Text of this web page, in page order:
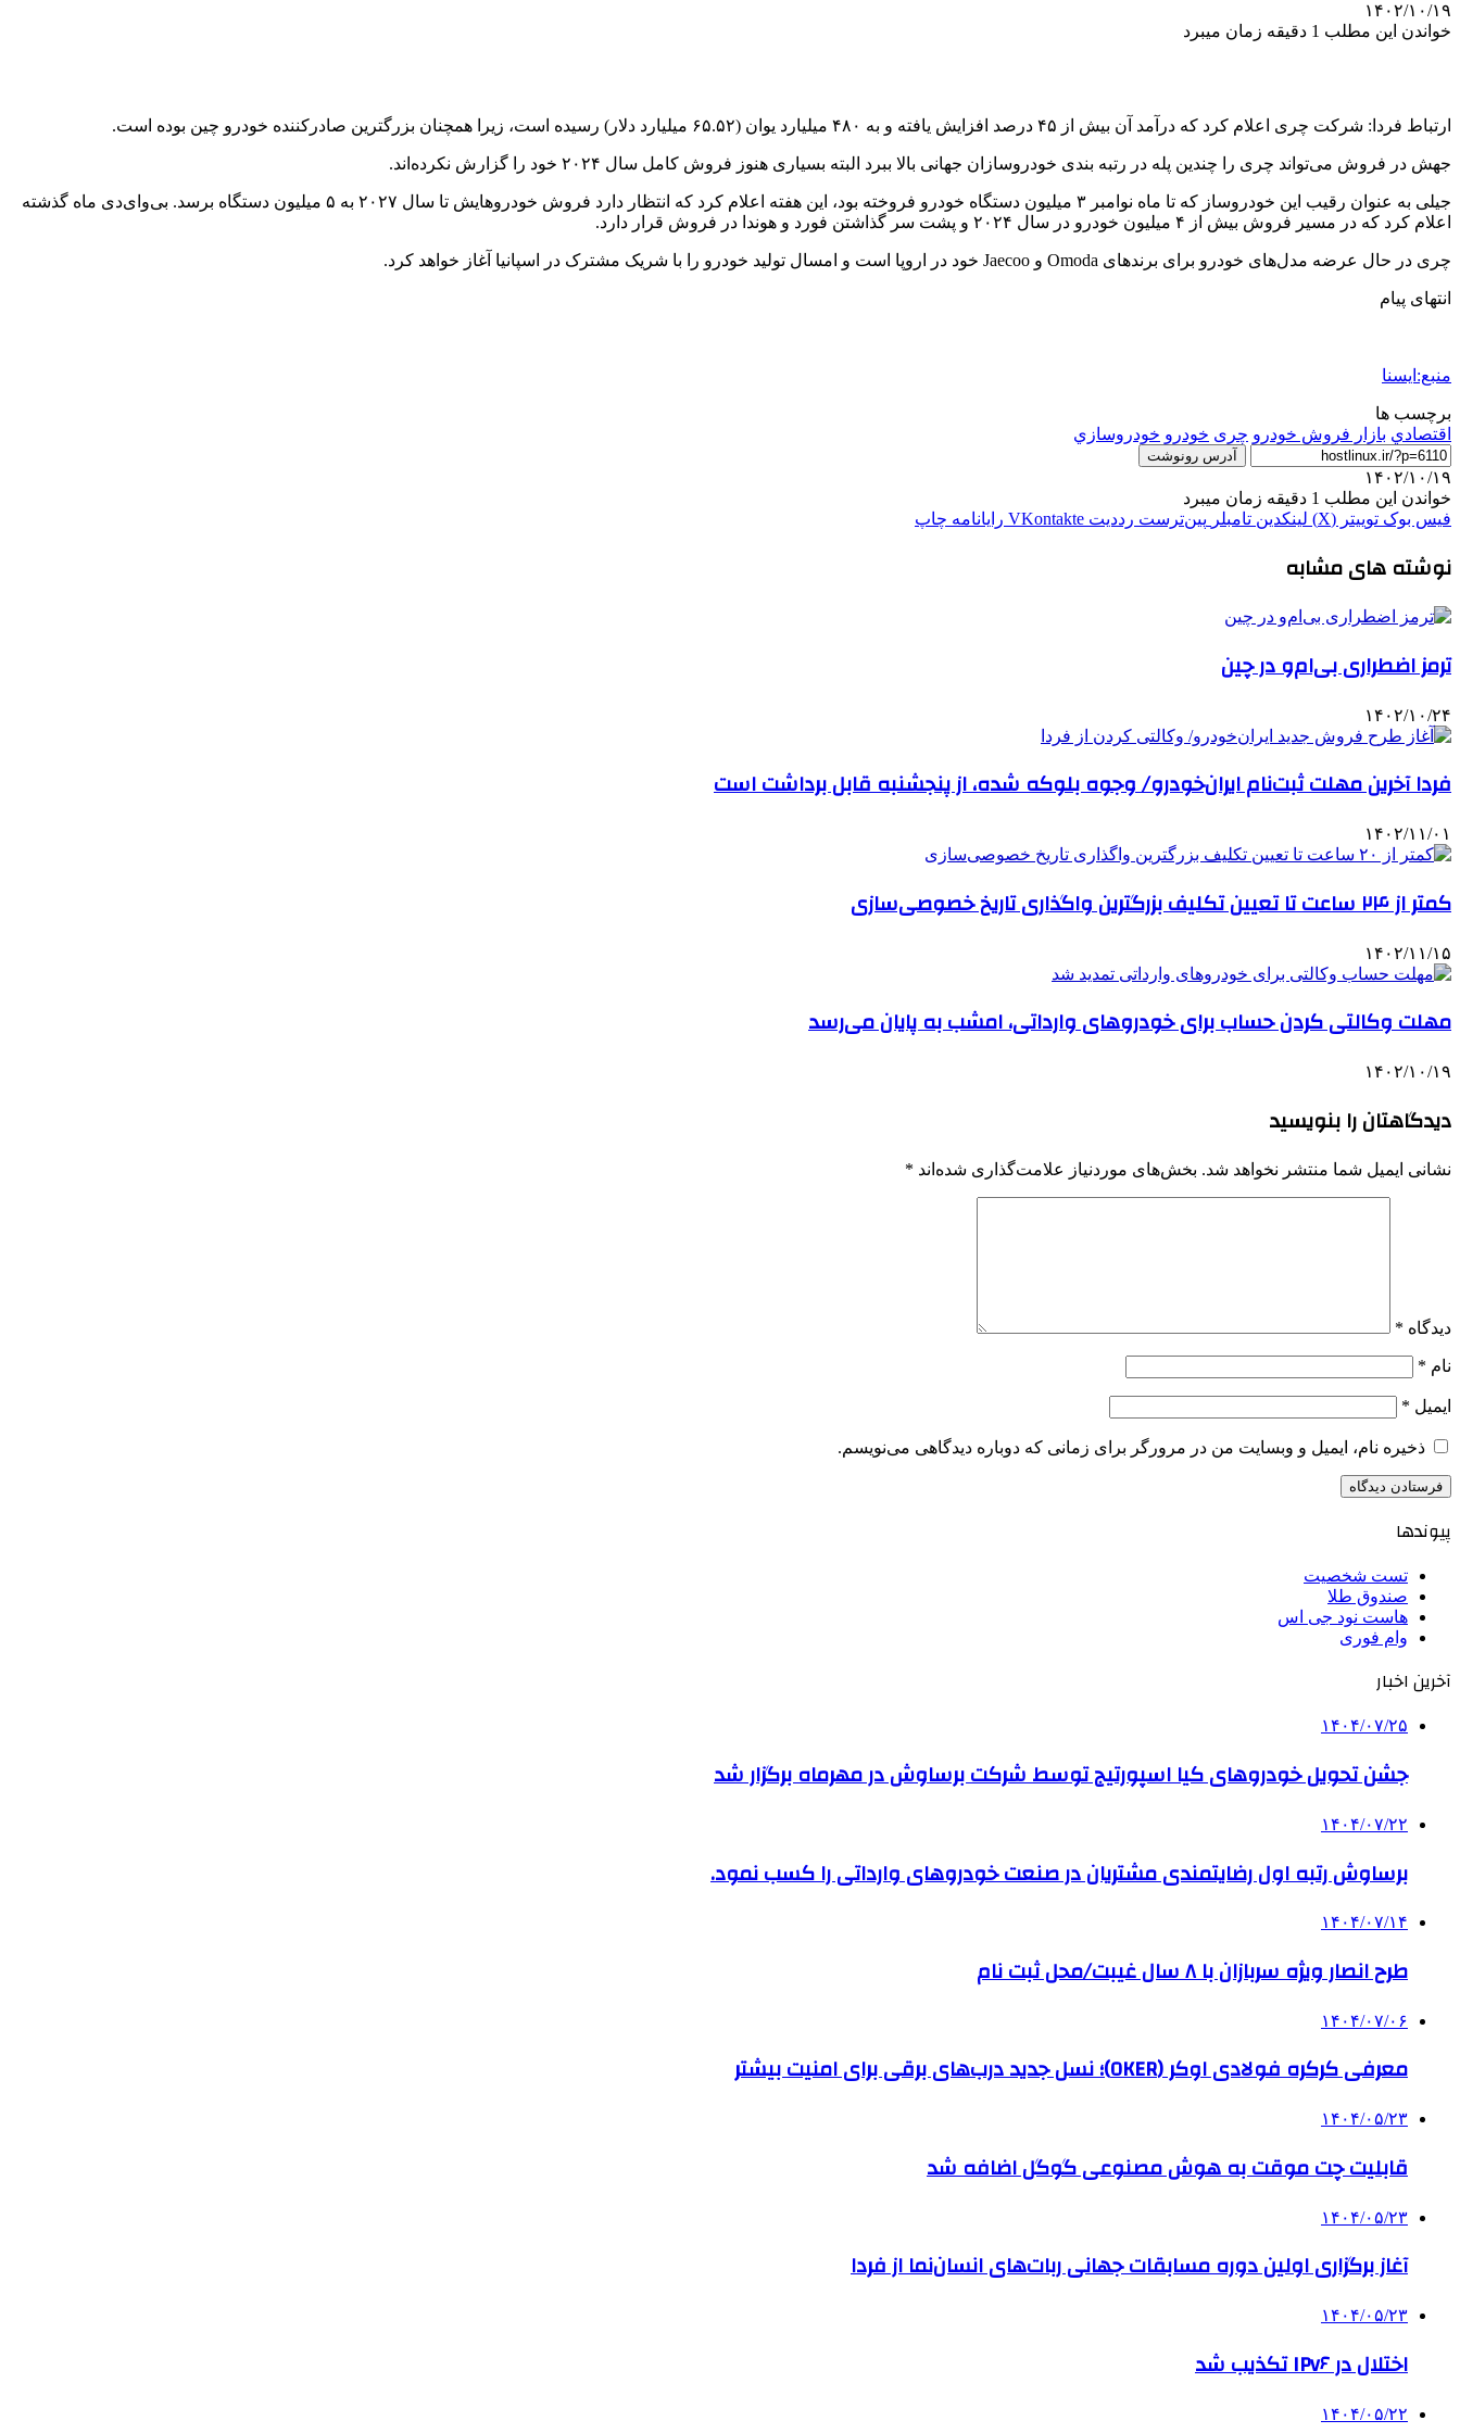
۱۴۰۲/۱۰/۱۹
خواندن این مطلب 1 دقیقه زمان میبرد
ارتباط فردا: شرکت چری اعلام کرد که درآمد آن بیش از ۴۵ درصد افزایش یافته و به ۴۸۰ میلیارد یوان (۶۵.۵۲ میلیارد دلار) رسیده است، زیرا همچنان بزرگترین صادرکننده خودرو چین بوده است.
جهش در فروش می‌تواند چری را چندین پله در رتبه بندی خودروسازان جهانی بالا ببرد البته بسیاری هنوز فروش کامل سال ۲۰۲۴ خود را گزارش نکرده‌اند.
جیلی به عنوان رقیب این خودروساز که تا ماه نوامبر ۳ میلیون دستگاه خودرو فروخته بود، این هفته اعلام کرد که انتظار دارد فروش خودروهایش تا سال ۲۰۲۷ به ۵ میلیون دستگاه برسد. بی‌وای‌دی ماه گذشته
اعلام کرد که در مسیر فروش بیش از ۴ میلیون خودرو در سال ۲۰۲۴ و پشت سر گذاشتن فورد و هوندا در فروش قرار دارد.
چری در حال عرضه مدل‌های خودرو برای برندهای Omoda و Jaecoo خود در اروپا است و امسال تولید خودرو را با شریک مشترک در اسپانیا آغاز خواهد کرد.
انتهای پیام
منبع:ایسنا
برچسب ها
اقتصادي بازار فروش خودرو چری خودرو خودروسازي
آدرس رونوشت
۱۴۰۲/۱۰/۱۹
خواندن این مطلب 1 دقیقه زمان میبرد
فیس بوک توییتر (X) لینکدین ‫تامبلر ‫پین‌ترست ‫رددیت ‫VKontakte رایانامه چاپ
نوشته های مشابه
ترمز اضطراری بی‌ام‌و در چین
۱۴۰۲/۱۰/۲۴
فردا آخرین مهلت ثبت‌نام ایران‌خودرو/ وجوه بلوکه شده، از پنجشنبه قابل برداشت است
۱۴۰۲/۱۱/۰۱
کمتر از ۲۴ ساعت تا تعیین تکلیف بزرگترین واگذاری تاریخ خصوصی‌سازی
۱۴۰۲/۱۱/۱۵
مهلت وکالتی کردن حساب برای خودروهای وارداتی، امشب به پایان می‌رسد
۱۴۰۲/۱۰/۱۹
دیدگاهتان را بنویسید
نشانی ایمیل شما منتشر نخواهد شد. بخش‌های موردنیاز علامت‌گذاری شده‌اند *
دیدگاه *
نام *
ایمیل *
ذخیره نام، ایمیل و وبسایت من در مرورگر برای زمانی که دوباره دیدگاهی می‌نویسم.
پیوندها
تست شخصیت
صندوق طلا
هاست نود جی اس
وام فوری
آخرین اخبار
۱۴۰۴/۰۷/۲۵
جشن تحویل خودروهای کیا اسپورتیج توسط شرکت برساوش در مهرماه برگزار شد
۱۴۰۴/۰۷/۲۲
برساوش رتبه اول رضایتمندی مشتریان در صنعت خودروهای وارداتی را کسب نمود.
۱۴۰۴/۰۷/۱۴
طرح انصار ویژه سربازان با ۸ سال غیبت/محل ثبت نام
۱۴۰۴/۰۷/۰۶
معرفی کرکره فولادی اوکر (OKER)؛ نسل جدید درب‌های برقی برای امنیت بیشتر
۱۴۰۴/۰۵/۲۳
قابلیت چت موقت به هوش مصنوعی گوگل اضافه شد
۱۴۰۴/۰۵/۲۳
آغاز برگزاری اولین دوره مسابقات جهانی ربات‌های انسان‌نما از فردا
۱۴۰۴/۰۵/۲۳
اختلال در IPv۶ تکذیب شد
۱۴۰۴/۰۵/۲۲